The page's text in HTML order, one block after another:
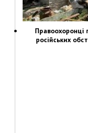
Правоохоронці
російських